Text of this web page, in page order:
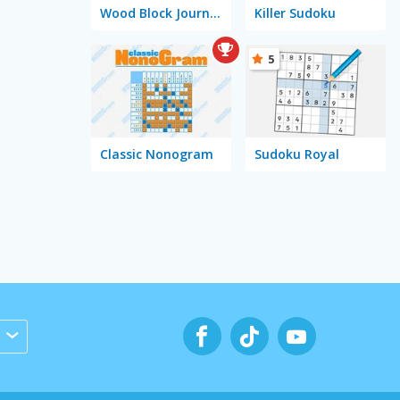
Wood Block Journey Killer Sudoku
Classic Nonogram Sudoku Royal
5